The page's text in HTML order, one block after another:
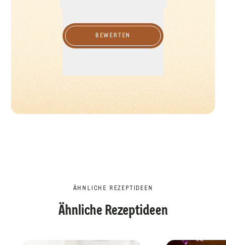
BEWERTEN
ÄHNLICHE REZEPTIDEEN
Ähnliche Rezeptideen